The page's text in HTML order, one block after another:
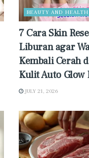
BEAUTY AND HEALTH
7 Cara Skin
Liburan agar
Kembali Cerah
Kulit Auto Glow
JULY 21, 2026